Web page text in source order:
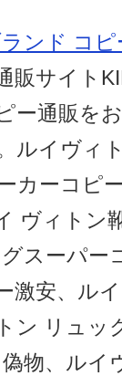
ンド コ
販サイト
ー通販を
ルイヴィ
カーコピ
ヴィトン
スーパー
激安、ル
ン リュッ
物、ルイ